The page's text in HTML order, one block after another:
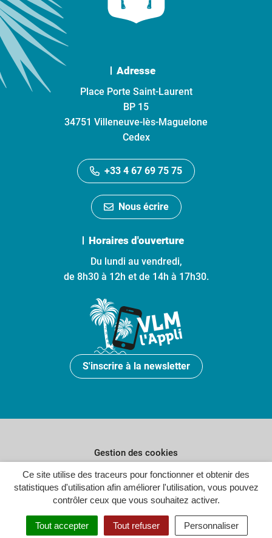
Ce site utilise des traceurs pour fonctionner et obtenir des
statistiques d'utilisation afin améliorer l'utilisation, vous pouvez
contrôler ceux que vous souhaitez activer.
Tout accepter Tout refuser Personnaliser
Adresse
Place Porte Saint-Laurent
BP 15
34751 Villeneuve-lès-Maguelone
Cedex
+33 4 67 69 75 75
Nous écrire
Horaires d'ouverture
Du lundi au vendredi,
de 8h30 à 12h et de 14h à 17h30.
S'inscrire à la newsletter
Gestion des cookies
Plan du site
Politique de confidentialité
Crédits